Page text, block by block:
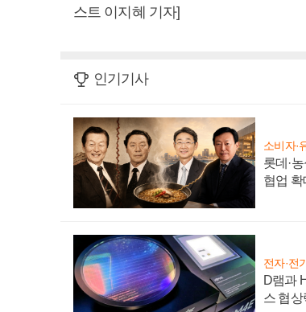
스트 이지혜 기자]
인기기사
소비자·
롯데·
협업 확
전자·전
D램과
스 협상